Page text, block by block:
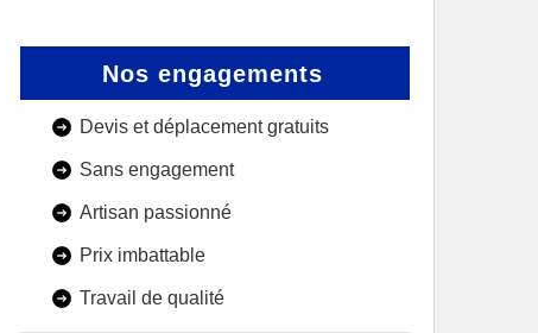
Nos engagements
Devis et déplacement gratuits
Sans engagement
Artisan passionné
Prix imbattable
Travail de qualité